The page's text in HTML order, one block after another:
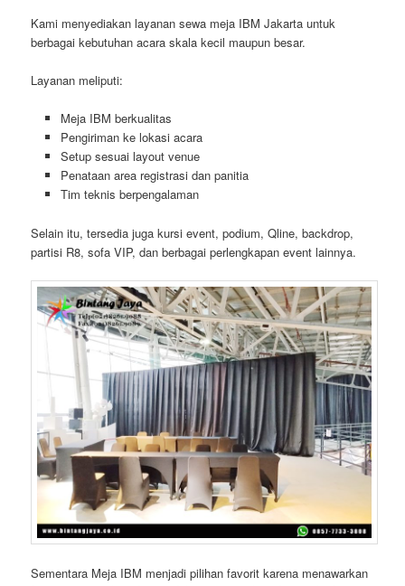
Kami menyediakan layanan sewa meja IBM Jakarta untuk
berbagai kebutuhan acara skala kecil maupun besar.
Layanan meliputi:
Meja IBM berkualitas
Pengiriman ke lokasi acara
Setup sesuai layout venue
Penataan area registrasi dan panitia
Tim teknis berpengalaman
Selain itu, tersedia juga kursi event, podium, Qline, backdrop,
partisi R8, sofa VIP, dan berbagai perlengkapan event lainnya.
Sementara Meja IBM menjadi pilihan favorit karena menawarkan